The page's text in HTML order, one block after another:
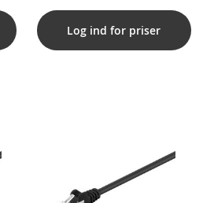
Log ind for priser